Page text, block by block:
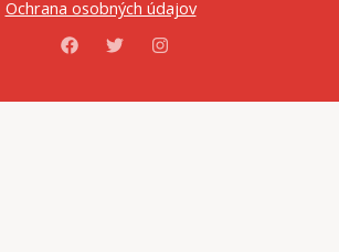
Ochrana osobných údajov